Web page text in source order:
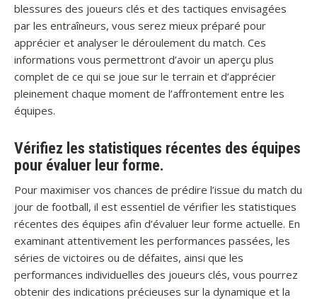
blessures des joueurs clés et des tactiques envisagées
par les entraîneurs, vous serez mieux préparé pour
apprécier et analyser le déroulement du match. Ces
informations vous permettront d’avoir un aperçu plus
complet de ce qui se joue sur le terrain et d’apprécier
pleinement chaque moment de l’affrontement entre les
équipes.
Vérifiez les statistiques récentes des équipes
pour évaluer leur forme.
Pour maximiser vos chances de prédire l’issue du match du
jour de football, il est essentiel de vérifier les statistiques
récentes des équipes afin d’évaluer leur forme actuelle. En
examinant attentivement les performances passées, les
séries de victoires ou de défaites, ainsi que les
performances individuelles des joueurs clés, vous pourrez
obtenir des indications précieuses sur la dynamique et la